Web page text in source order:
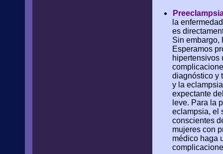
la
es
Sin embargo,
Esperamos
hipertensivos
diagnóstico y
y la
expectante
leve. Para la
eclampsia, el
conscientes
mujeres con
médico haga